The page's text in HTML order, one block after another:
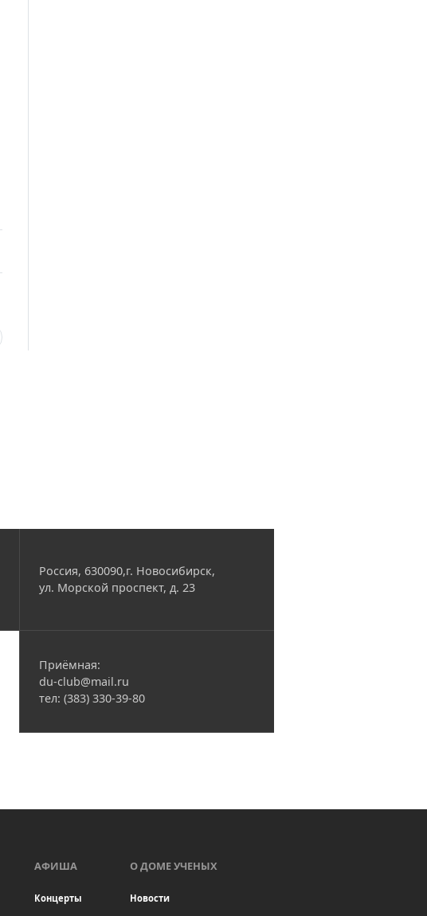
Россия, 630090,г. Новосибирск,
ул. Морской проспект, д. 23
Приёмная:
du-club@mail.ru
тел: (383) 330-39-80
АФИША
Концерты
О ДОМЕ УЧЕНЫХ
Новости